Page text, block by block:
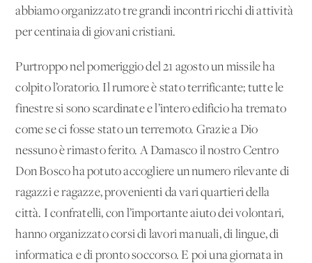
abbiamo organizzato tre grandi incontri ricchi di attività
per centinaia di giovani cristiani.
Purtroppo nel pomeriggio del 21 agosto un missile ha
colpito l’oratorio. Il rumore è stato terrificante; tutte le
finestre si sono scardinate e l’intero edificio ha tremato
come se ci fosse stato un terremoto. Grazie a Dio
nessuno è rimasto ferito. A Damasco il nostro Centro
Don Bosco ha potuto accogliere un numero rilevante di
ragazzi e ragazze, provenienti da vari quartieri della
città. I confratelli, con l’importante aiuto dei volontari,
hanno organizzato corsi di lavori manuali, di lingue, di
informatica e di pronto soccorso. E poi una giornata in